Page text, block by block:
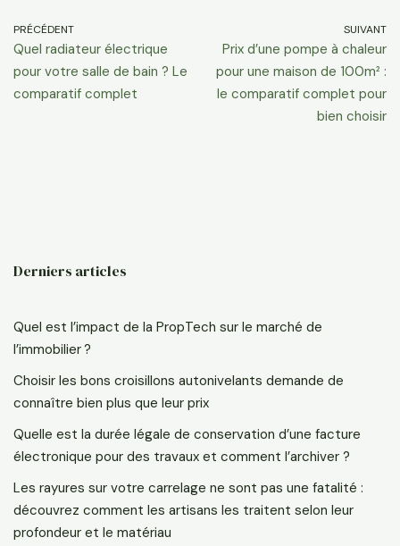
PRÉCÉDENT
Quel radiateur électrique
pour votre salle de bain ? Le
comparatif complet
SUIVANT
Prix d’une pompe à chaleur
pour une maison de 100m² :
le comparatif complet pour
bien choisir
Derniers articles
Quel est l’impact de la PropTech sur le marché de
l’immobilier ?
Choisir les bons croisillons autonivelants demande de
connaître bien plus que leur prix
Quelle est la durée légale de conservation d’une facture
électronique pour des travaux et comment l’archiver ?
Les rayures sur votre carrelage ne sont pas une fatalité :
découvrez comment les artisans les traitent selon leur
profondeur et le matériau